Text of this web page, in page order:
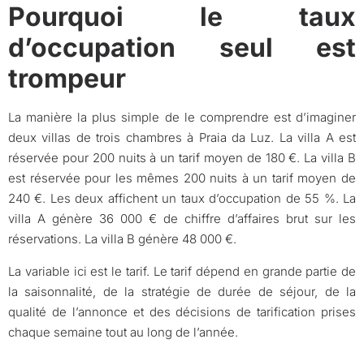
Pourquoi le taux
d’occupation seul est
trompeur
La manière la plus simple de le comprendre est d’imaginer
deux villas de trois chambres à Praia da Luz. La villa A est
réservée pour 200 nuits à un tarif moyen de 180 €. La villa B
est réservée pour les mêmes 200 nuits à un tarif moyen de
240 €. Les deux affichent un taux d’occupation de 55 %. La
villa A génère 36 000 € de chiffre d’affaires brut sur les
réservations. La villa B génère 48 000 €.
La variable ici est le tarif. Le tarif dépend en grande partie de
la saisonnalité, de la stratégie de durée de séjour, de la
qualité de l’annonce et des décisions de tarification prises
chaque semaine tout au long de l’année.